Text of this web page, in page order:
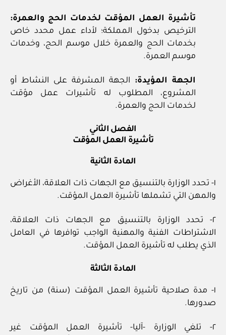
تأشيرة العمل المؤقت لخدمات الحج والعمرة:
الترخيص بدخول المملكة؛ لأداء عمل محدد خاص
بخدمات الحج والعمرة خلال موسم الحج، وخدمات
موسم العمرة.
الجهة المؤيدة: الجهة المشرفة على النشاط أو
المشروع، المطلوب له تأشيرات عمل مؤقت
لخدمات الحج والعمرة.
الفصل الثاني
تأشيرة العمل المؤقت
المادة الثانية
١- تحدد الوزارة بالتنسيق مع الجهات ذات العلاقة، الأغراض
والمهن التي تشملها تأشيرة العمل المؤقت.
٢- تحدد الوزارة بالتنسيق مع الجهات ذات العلاقة،
الاشتراطات الفنية والمهنية الواجب توافرها في العامل
الذي يطلب له تأشيرة العمل المؤقت.
المادة الثالثة
١- مدة صلاحية تأشيرة العمل المؤقت (سنة) من تاريخ
صدورها.
٢- تلغي الوزارة -آليا- تأشيرة العمل المؤقت غير